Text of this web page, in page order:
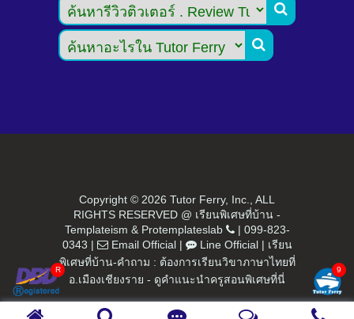


Copyright © 2026 Tutor Ferry, Inc., ALL
RIGHTS RESERVED @ เรียนพิเศษที่บ้าน -
Templateism & Protemplateslab | 099-823-
0343 | Email Official| Line Official| เรียน
พิเศษที่บ้าน-คำถาม : ต้องการเรียนวิขาภาษาไทยที่
อ.เมืองเชียงราย - ดูคำแนะนำครูสอนพิเศษที่นี่